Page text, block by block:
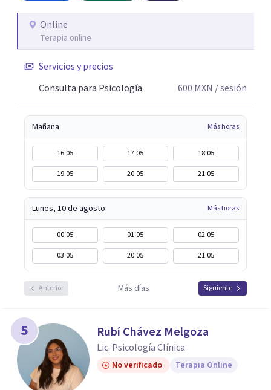
Online
Terapia online
Servicios y precios
Consulta para Psicología
600 MXN / sesión
Mañana Más horas
16:05 17:05
18:05
19:05
20:05 21:05
Lunes, 10 de agosto Más horas
00:05 01:05
02:05
03:05
20:05 21:05
Anterior Más días Siguiente
5 Rubí Chávez Melgoza
Lic. Psicología Clínica
No verificado Terapia Online